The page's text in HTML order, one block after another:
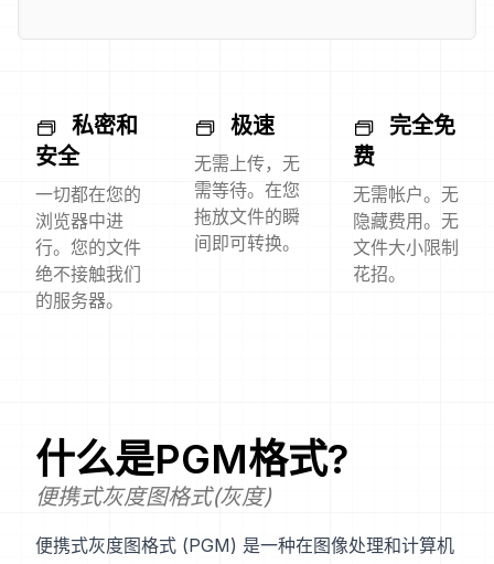
私密和
安全
一切都在您的
浏览器中进
行。您的文件
绝不接触我们
的服务器。
极速
无需上传，无
需等待。在您
拖放文件的瞬
间即可转换。
完全免
费
无需帐户。无
隐藏费用。无
文件大小限制
花招。
什么是PGM格式?
便携式灰度图格式(灰度)
便携式灰度图格式 (PGM) 是一种在图像处理和计算机